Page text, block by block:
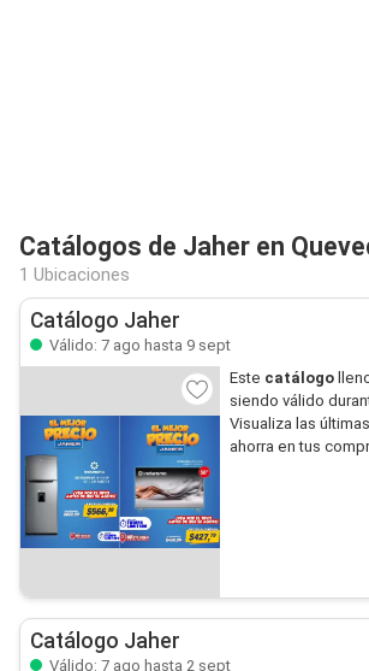
Catálogos de Jaher en
1 Ubicaciones
Catálogo Jaher
Válido: 7 ago hasta 9 sept
Este catálogo
siendo válido
Visualiza las
ahorra en tus
Catálogo Jaher
Válido: 7 ago hasta 2 sept